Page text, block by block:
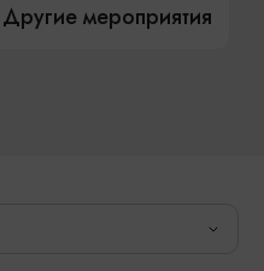
Другие мероприятия